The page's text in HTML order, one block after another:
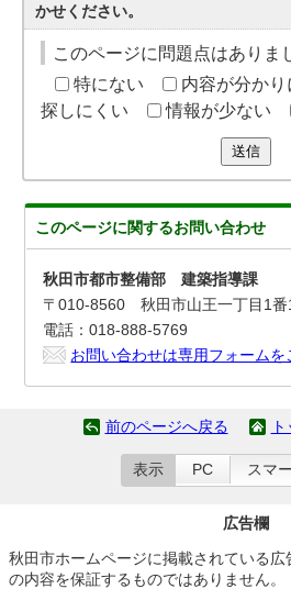
かせください。
このページに問題点はありま
特にない
内容が分かり
探しにくい
情報が少ない
送信
このページに関するお問い合わせ
秋田市都市整備部 建築指導課
〒010-8560 秋田市山王一丁目1
電話：018-888-5769
お問い合わせは専用フォームを
前のページへ戻る
表示 PC スマ
広告欄
秋田市ホームページに掲載されている
の内容を保証するものではありません。